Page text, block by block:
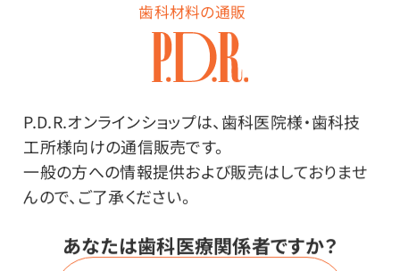
歯科材料の通販
P.D.R.オンラインショップは、歯科医院様・歯科技
工所様向けの通信販売です。
一般の方への情報提供および販売はしておりませ
んので、ご了承ください。
あなたは歯科医療関係者ですか？
商品番号：85-7878
在庫：○
部位・内容量：
上顎・14組入
M32・S55